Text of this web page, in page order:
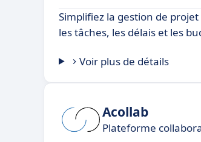
Simplifiez la gestion de
les tâches, les délais et les
Voir plus de détails
Acollab
Plateforme